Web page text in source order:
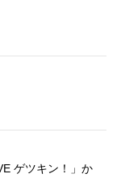
ゲツキン！」か